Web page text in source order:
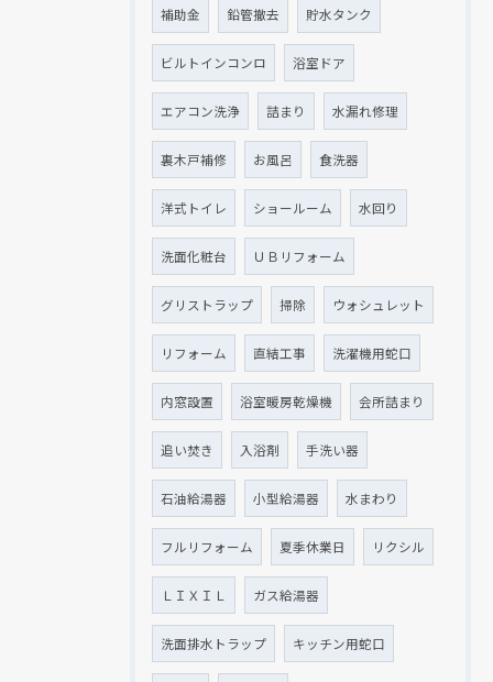
補助金 鉛管撤去 貯水タンク
ビルトインコンロ 浴室ドア
エアコン洗浄 詰まり 水漏れ修理
裏木戸補修 お風呂 食洗器
洋式トイレ ショールーム 水回り
洗面化粧台 ＵＢリフォーム
グリストラップ 掃除 ウォシュレット
リフォーム 直結工事 洗濯機用蛇口
内窓設置 浴室暖房乾燥機 会所詰まり
追い焚き 入浴剤 手洗い器
石油給湯器 小型給湯器 水まわり
フルリフォーム 夏季休業日 リクシル
ＬＩＸＩＬ ガス給湯器
洗面排水トラップ キッチン用蛇口
現在、新聞に入っている折込チラシです。
クリックでチラシのページにジャンプします
現在、新聞に入っている折込チラシです。
クリックでチラシのページにジャンプします